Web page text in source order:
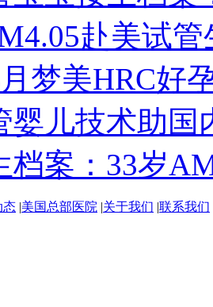
赴美试
梦美HRC好
婴儿技术助国
档案：33岁
态 |美国总部医院 |关于我们 |联系我们